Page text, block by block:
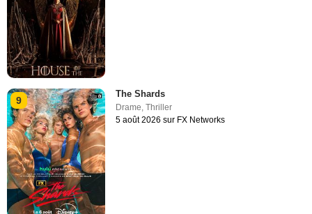
9
The Shards
Drame ,Thriller
5 août 2026 sur FX Networks